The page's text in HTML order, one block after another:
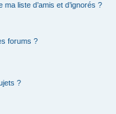
liste d’amis et d’ignorés ?
forums ?
?